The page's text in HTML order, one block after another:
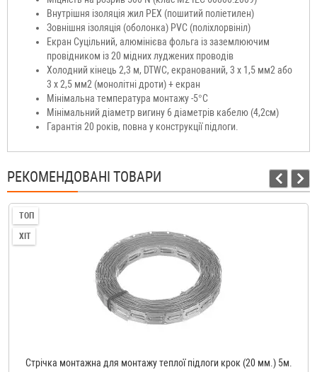
Внутрішня ізоляція жил PEX (пошитий поліетилен)
Зовнішня ізоляція (оболонка) PVC (поліхлорвініл)
Екран Суцільний, алюмінієва фольга із заземлюючим
провідником із 20 мідних луджених проводів
Холодний кінець 2,3 м, DTWC, екранований, 3 х 1,5 мм2 або
3 х 2,5 мм2 (монолітні дроти) + екран
Мінімальна температура монтажу -5°C
Мінімальний діаметр вигину 6 діаметрів кабелю (4,2см)
Гарантія 20 років, повна у конструкції підлоги.
РЕКОМЕНДОВАНІ ТОВАРИ
ТОП
ХІТ
Стрічка монтажна для монтажу теплої підлоги крок (20 мм.) 5м.